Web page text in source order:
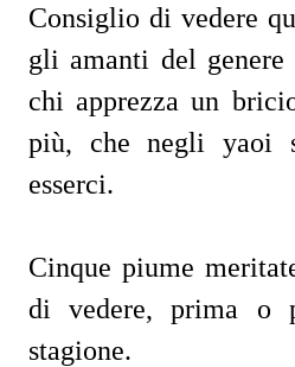
Consiglio di vedere
gli amanti del genere
chi apprezza un
più, che negli yaoi
esserci.
Cinque piume
di vedere, prima o
stagione.